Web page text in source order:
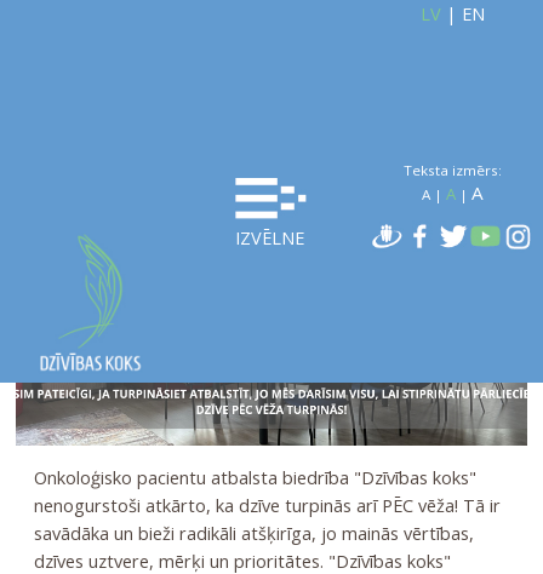
IZVĒLNE
LV| EN
Teksta izmērs:
A| A| A
Onkoloģisko pacientu atbalsta biedrība "Dzīvības koks"
nenogurstoši atkārto, ka dzīve turpinās arī PĒC vēža! Tā ir
savādāka un bieži radikāli atšķirīga, jo mainās vērtības,
dzīves uztvere, mērķi un prioritātes. "Dzīvības koks"